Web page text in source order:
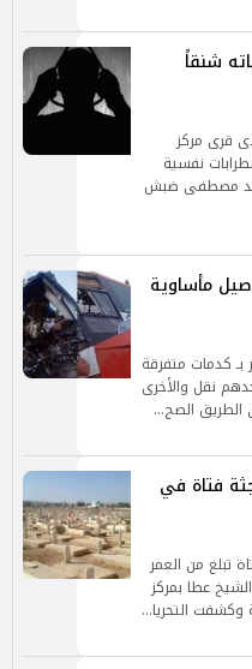
شنقاً
قرى مركز
نفسية
مصطفى ضبش
مأساوية
كدمات متفرقة
نقل والأخرى
الطريق الصح…
فتاة في
تبلغ من العمر
عطا بمركز
التحريا…